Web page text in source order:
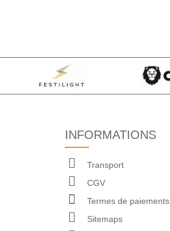
INFORMATIONS
Transport
CGV
Termes de paiements
Sitemaps